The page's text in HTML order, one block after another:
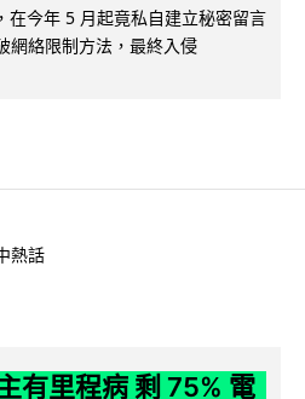
今年 5 月起竟私自建立秘密留言
網絡限制方法，最終入侵
熱話
有里程病 剩 75% 電